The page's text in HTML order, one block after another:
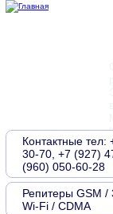
Контактные тел:
30-70, +7 (927)
(960) 050-60-28
Репитеры GSM /
Wi-Fi / CDMA